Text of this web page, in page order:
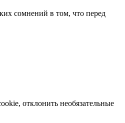
сомнений в том, что перед
отклонить необязательные